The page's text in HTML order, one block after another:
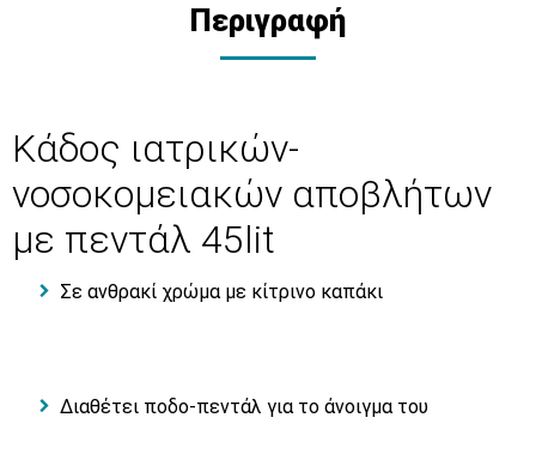
Περιγραφή
Κάδος ιατρικών-
νοσοκομειακών αποβλήτων
με πεντάλ 45lit
Σε ανθρακί χρώμα με κίτρινο καπάκι
Διαθέτει ποδο-πεντάλ για το άνοιγμα του